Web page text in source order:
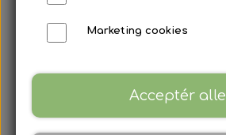
Marketing cookies
Acceptér alle